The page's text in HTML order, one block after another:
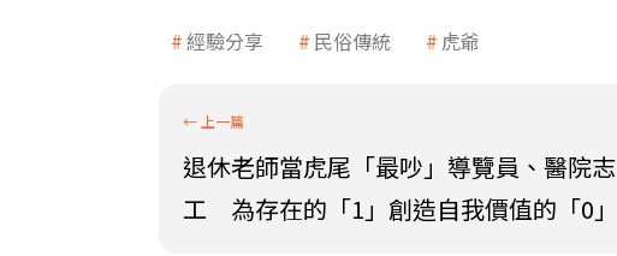
經驗分享 民俗傳統 虎爺
退休老師當虎尾「最吵」導覽員、醫院志
工 為存在的「1」創造自我價值的「0」